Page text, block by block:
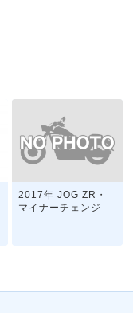
2017年 JOG ZR・
マイナーチェンジ